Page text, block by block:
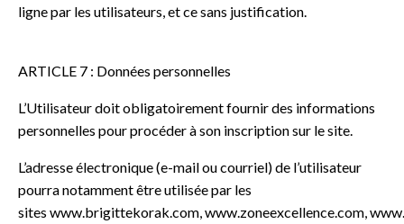
ligne par les utilisateurs, et ce sans justification.
ARTICLE 7 : Données personnelles
L’Utilisateur doit obligatoirement fournir des informations
personnelles pour procéder à son inscription sur le site.
L’adresse électronique (e-mail ou courriel) de l’utilisateur
pourra notamment être utilisée par les
sites www.brigittekorak.com, www.zoneexcellence.com